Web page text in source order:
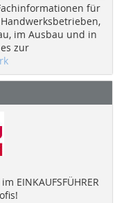
für
im Ausbau und in
zur
EINKAUFSFÜHRER